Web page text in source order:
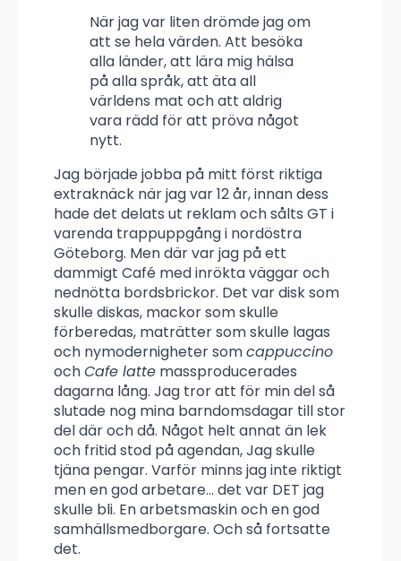
När jag var liten drömde jag om
att se hela värden. Att besöka
alla länder, att lära mig hälsa
på alla språk, att äta all
världens mat och att aldrig
vara rädd för att pröva något
nytt.
Jag började jobba på mitt först riktiga
extraknäck när jag var 12 år, innan dess
hade det delats ut reklam och sålts GT i
varenda trappuppgång i nordöstra
Göteborg. Men där var jag på ett
dammigt Café med inrökta väggar och
nednötta bordsbrickor. Det var disk som
skulle diskas, mackor som skulle
förberedas, maträtter som skulle lagas
och nymodernigheter somcappuccino
ochCafe latte massproducerades
dagarna lång. Jag tror att för min del så
slutade nog mina barndomsdagar till stor
del där och då. Något helt annat än lek
och fritid stod på agendan, Jag skulle
tjäna pengar. Varför minns jag inte riktigt
men en god arbetare… det var DET jag
skulle bli. En arbetsmaskin och en god
samhällsmedborgare. Och så fortsatte
det.